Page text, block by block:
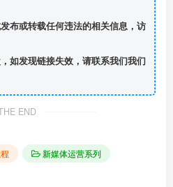
布或转载任何违法的相关信息，访
如发现链接失效，请联系我们我们
END
新媒体运营系列